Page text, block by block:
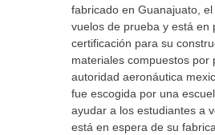
fabricado en Guanajuato, el
vuelos de prueba y está en
certificación para su
materiales compuestos por
autoridad aeronáutica
fue escogida por una
ayudar a los estudiantes a
está en espera de su